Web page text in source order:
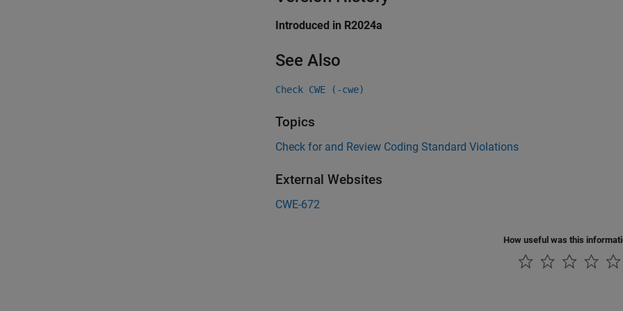
Introduced in R2024a
See Also
Check CWE (-cwe)
Topics
Check for and Review Coding Standard Violations
External Websites
CWE-672
How useful was this